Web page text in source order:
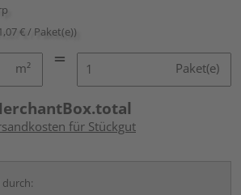
€ / Paket(e))
m² Paket(e)
für Stückgut